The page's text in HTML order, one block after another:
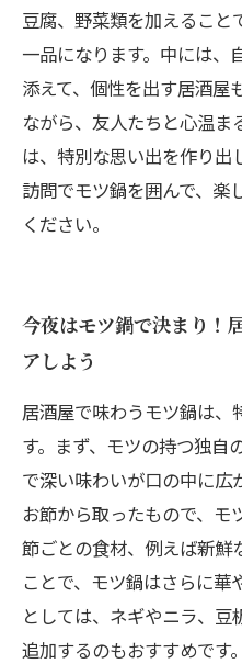
豆腐、野菜類を加えること
一品になります。中には、
添えて、個性を出す居酒屋
ながら、友人たちと心温
は、特別な思い出を作り出
訪問でモツ鍋を囲んで、楽
ください。
今夜はモツ鍋で決まり！
アしよう
居酒屋で味わうモツ鍋は、
す。まず、モツの持つ独自
で深い味わいが口の中に広
お節から取ったもので、モ
節ごとの食材、例えば新鮮
ことで、モツ鍋はさらに華
としては、ネギやニラ、豆
追加するのもおすすめです